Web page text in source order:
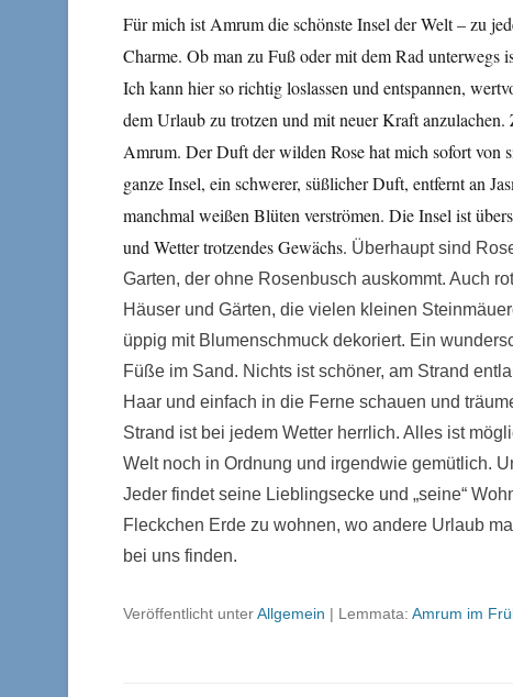
Für mich ist Amrum die schönste Insel der Welt – zu
Charme. Ob man zu Fuß oder mit dem Rad
Ich kann hier so richtig loslassen und entspannen,
dem Urlaub zu trotzen und mit neuer Kraft
Amrum. Der Duft der wilden Rose hat mich sofort von
ganze Insel, ein schwerer, süßlicher Duft, entfernt an
manchmal weißen Blüten verströmen. Die Insel ist
und Wetter trotzendes Gewächs. Überhaupt sind
Garten, der ohne Rosenbusch auskommt. Auch
Häuser und Gärten, die vielen kleinen
üppig mit Blumenschmuck dekoriert. Ein
Füße im Sand. Nichts ist schöner, am Strand
Haar und einfach in die Ferne schauen und
Strand ist bei jedem Wetter herrlich. Alles ist
Welt noch in Ordnung und irgendwie gemütlich.
Jeder findet seine Lieblingsecke und „seine“
Fleckchen Erde zu wohnen, wo andere Urlaub
bei uns finden.
Veröffentlicht unterAllgemein | Lemmata: Amrum im